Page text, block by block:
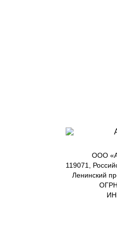
ООО
119071,
Ленинский